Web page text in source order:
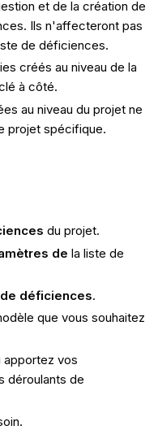
et de la création de
Ils n'affecteront pas
de déficiences.
créés au niveau de la
à côté.
au niveau du projet ne
projet spécifique.
du projet.
de la liste de
déficiences.
que vous souhaitez
apportez vos
déroulants de